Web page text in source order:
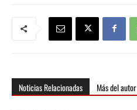
Noticias Relacionadas Más del autor